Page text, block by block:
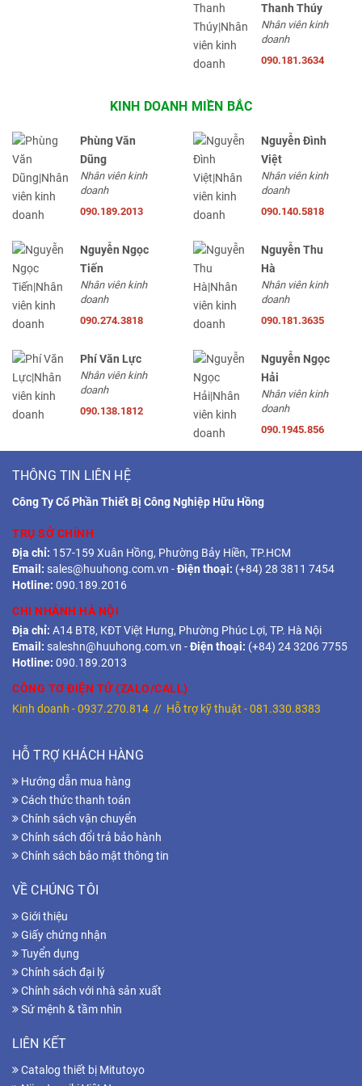
Thanh Thúy
Nhân viên kinh
doanh
090.181.3634
KINH DOANH MIỀN BẮC
Phùng Văn
Dũng
Nhân viên kinh
doanh
090.189.2013
Nguyễn Đình
Việt
Nhân viên kinh
doanh
090.140.5818
Nguyễn Ngọc
Tiến
Nhân viên kinh
doanh
090.274.3818
Nguyễn Thu
Hà
Nhân viên kinh
doanh
090.181.3635
Phí Văn Lực
Nhân viên kinh
doanh
090.138.1812
Nguyễn Ngọc
Hải
Nhân viên kinh
doanh
090.1945.856
THÔNG TIN LIÊN HỆ
Công Ty Cổ Phần Thiết Bị Công Nghiệp Hữu Hồng
TRỤ SỞ CHÍNH
Địa chỉ: 157-159 Xuân Hồng, Phường Bảy Hiền, TP.HCM
Email: sales@huuhong.com.vn -Điện thoại: (+84) 28 3811 7454
Hotline: 090.189.2016
CHI NHÁNH HÀ NỘI
Địa chỉ: A14 BT8, KĐT Việt Hưng, Phường Phúc Lợi, TP. Hà Nội
Email: saleshn@huuhong.com.vn -Điện thoại: (+84) 24 3206 7755
Hotline: 090.189.2013
CÔNG TƠ ĐIỆN TỬ (ZALO/CALL)
Kinh doanh -0937.270.814 // Hỗ trợ kỹ thuật -081.330.8383
HỖ TRỢ KHÁCH HÀNG
Hướng dẫn mua hàng
Cách thức thanh toán
Chính sách vận chuyển
Chính sách đổi trả bảo hành
Chính sách bảo mật thông tin
VỀ CHÚNG TÔI
Giới thiệu
Giấy chứng nhận
Tuyển dụng
Chính sách đại lý
Chính sách với nhà sản xuất
Sứ mệnh & tầm nhìn
LIÊN KẾT
Catalog thiết bị Mitutoyo